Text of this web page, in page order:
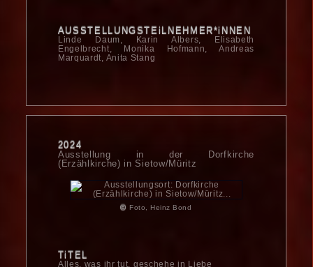
AUSSTELLUNGSTEiLNEHMER*iNNEN
Linde Daum, Karin Albers, Elisabeth
Engelbrecht, Monika Hofmann, Andreas
Marquardt, Anita Stang
2024
Ausstellung in der Dorfkirche
(Erzählkirche) in Sietow/Müritz
© Foto, Heinz Bond
TiTEL
Alles, was ihr tut, geschehe in Liebe